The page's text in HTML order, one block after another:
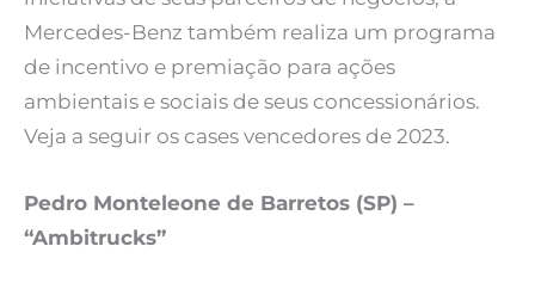
Mercedes-Benz também realiza um programa
de incentivo e premiação para ações
ambientais e sociais de seus concessionários.
Veja a seguir os cases vencedores de 2023.
Pedro Monteleone de Barretos (SP) –
“Ambitrucks”